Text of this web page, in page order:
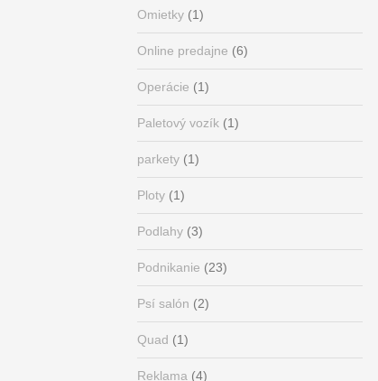
Omietky (1)
Online predajne (6)
Operácie (1)
Paletový vozík (1)
parkety (1)
Ploty (1)
Podlahy (3)
Podnikanie (23)
Psí salón (2)
Quad (1)
Reklama (4)